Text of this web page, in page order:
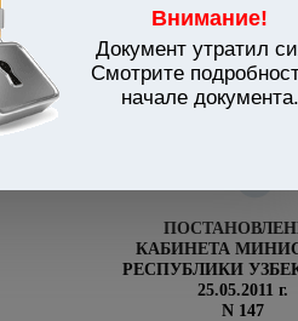
Внимание!
Документ утратил
Смотрите
начале документа.
ресурсы. Охрана окружающей
Узбекистан от 25.05.2011 г. N
и физическим лицам для
КАБИНЕТА
РЕСПУБЛИКИ
25.05.2011 г.
N 147